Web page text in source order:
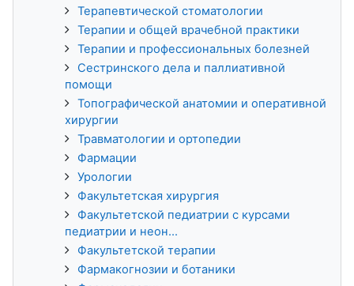
Терапевтической стоматологии
Терапии и общей врачебной практики
Терапии и профессиональных болезней
Сестринского дела и паллиативной
помощи
Топографической анатомии и оперативной
хирургии
Травматологии и ортопедии
Фармации
Урологии
Факультетская хирургия
Факультетской педиатрии с курсами
педиатрии и неон...
Факультетской терапии
Фармакогнозии и ботаники